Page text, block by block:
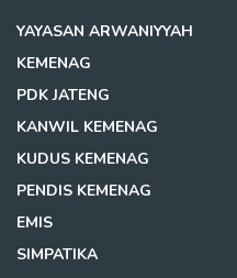
YAYASAN ARWANIYYAH
KEMENAG
PDK JATENG
KANWIL KEMENAG
KUDUS KEMENAG
PENDIS KEMENAG
EMIS
SIMPATIKA